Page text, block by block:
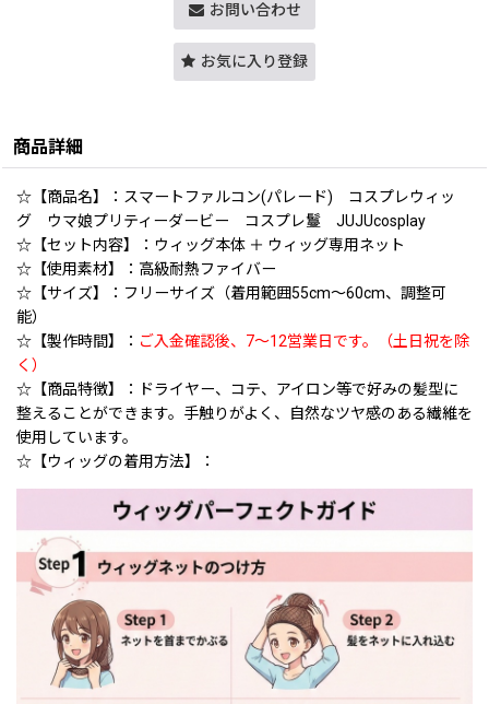
お問い合わせ
お気に入り登録
商品詳細
☆【商品名】：スマートファルコン(パレード) コスプレウィッ
グ ウマ娘プリティーダービー コスプレ鬘 JUJUcosplay
☆【セット内容】：ウィッグ本体 ＋ ウィッグ専用ネット
☆【使用素材】：高級耐熱ファイバー
☆【サイズ】：フリーサイズ（着用範囲55cm〜60cm、調整可
能）
☆【製作時間】： ご入金確認後、7〜12営業日です。（土日祝を除
く）
☆【商品特徴】：ドライヤー、コテ、アイロン等で好みの髪型に
整えることができます。手触りがよく、自然なツヤ感のある繊維を
使用しています。
☆【ウィッグの着用方法】：